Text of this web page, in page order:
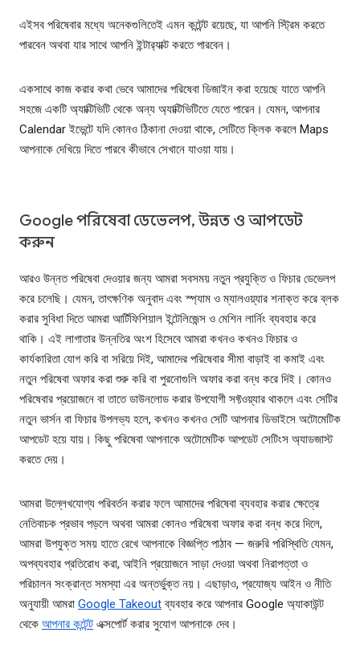
এইসব পরিষেবার মধ্যে অনেকগুলিতেই এমন কন্টেন্ট রয়েছে, যা আপনি স্ট্রিম করতে
পারবেন অথবা যার সাথে আপনি ইন্টার‍্যাক্ট করতে পারবেন।
একসাথে কাজ করার কথা ভেবে আমাদের পরিষেবা ডিজাইন করা হয়েছে যাতে আপনি
সহজে একটি অ্যাক্টিভিটি থেকে অন্য অ্যাক্টিভিটিতে যেতে পারেন। যেমন, আপনার
Calendar ইভেন্টে যদি কোনও ঠিকানা দেওয়া থাকে, সেটিতে ক্লিক করলে Maps
আপনাকে দেখিয়ে দিতে পারবে কীভাবে সেখানে যাওয়া যায়।
Google পরিষেবা ডেভেলপ, উন্নত ও আপডেট
করুন
আরও উন্নত পরিষেবা দেওয়ার জন্য আমরা সবসময় নতুন প্রযুক্তি ও ফিচার ডেভেলপ
করে চলেছি। যেমন, তাৎক্ষণিক অনুবাদ এবং স্প্যাম ও ম্যালওয়্যার শনাক্ত করে ব্লক
করার সুবিধা দিতে আমরা আর্টিফিশিয়াল ইন্টেলিজেন্স ও মেশিন লার্নিং ব্যবহার করে
থাকি। এই লাগাতার উন্নতির অংশ হিসেবে আমরা কখনও কখনও ফিচার ও
কার্যকারিতা যোগ করি বা সরিয়ে দিই, আমাদের পরিষেবার সীমা বাড়াই বা কমাই এবং
নতুন পরিষেবা অফার করা শুরু করি বা পুরনোগুলি অফার করা বন্ধ করে দিই। কোনও
পরিষেবার প্রয়োজনে বা তাতে ডাউনলোড করার উপযোগী সফ্টওয়্যার থাকলে এবং সেটির
নতুন ভার্সন বা ফিচার উপলভ্য হলে, কখনও কখনও সেটি আপনার ডিভাইসে অটোমেটিক
আপডেট হয়ে যায়। কিছু পরিষেবা আপনাকে অটোমেটিক আপডেট সেটিংস অ্যাডজাস্ট
করতে দেয়।
আমরা উল্লেখযোগ্য পরিবর্তন করার ফলে আমাদের পরিষেবা ব্যবহার করার ক্ষেত্রে
নেতিবাচক প্রভাব পড়লে অথবা আমরা কোনও পরিষেবা অফার করা বন্ধ করে দিলে,
আমরা উপযুক্ত সময় হাতে রেখে আপনাকে বিজ্ঞপ্তি পাঠাব — জরুরি পরিস্থিতি যেমন,
অপব্যবহার প্রতিরোধ করা, আইনি প্রয়োজনে সাড়া দেওয়া অথবা নিরাপত্তা ও
পরিচালন সংক্রান্ত সমস্যা এর অন্তর্ভুক্ত নয়। এছাড়াও, প্রযোজ্য আইন ও নীতি
অনুযায়ী আমরা Google Takeoutব্যবহার করে আপনার Google অ্যাকাউন্ট
থেকে আপনার কন্টেন্ট এক্সপোর্ট করার সুযোগ আপনাকে দেব।